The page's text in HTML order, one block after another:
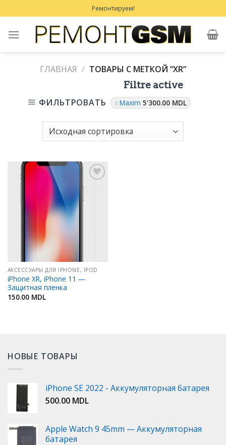
to
content
Ремонтируем!
ГЛАВНАЯ / ТОВАРЫ С МЕТКОЙ “XR”
ФИЛЬТРОВАТЬ
Filtre active
Maxim5'300.00 MDL
Добавить
Избранное
АКСЕССУАРЫ ДЛЯ IPHONE, IPOD
iPhone XR, iPhone 11 —
Защитная пленка
150.00 MDL
НОВЫЕ ТОВАРЫ
iPhone SE 2022 - Аккумуляторная батарея
500.00 MDL
Apple Watch 9 45mm — Аккумуляторная
батарея